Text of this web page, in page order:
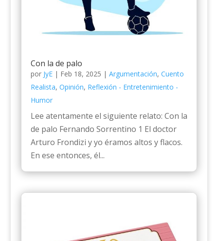
Con la de palo
por JyE| Feb 18, 2025 | Argumentación, Cuento
Realista, Opinión, Reflexión - Entretenimiento -
Humor
Lee atentamente el siguiente relato: Con la
de palo Fernando Sorrentino 1 El doctor
Arturo Frondizi y yo éramos altos y flacos.
En ese entonces, él...